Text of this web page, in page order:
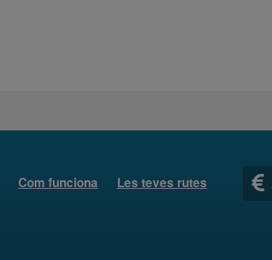
Com funciona Les teves rutes